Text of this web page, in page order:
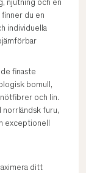
njutning och en
finner du en
individuella
finaste
bomull,
och lin.
norrländsk furu,
exceptionell
ditt